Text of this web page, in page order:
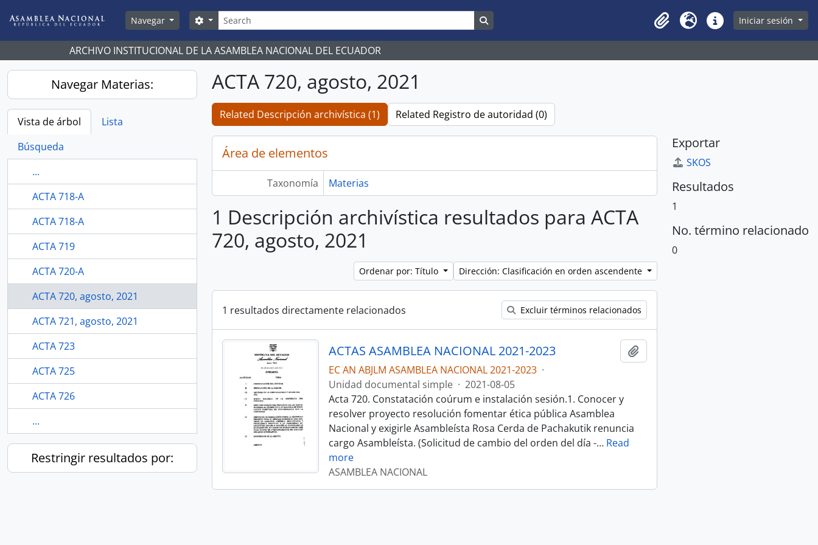
Navegar
Búsqueda
Search options
Clipboard
Idioma Enlaces rápidos
Iniciar sesión
ARCHIVO INSTITUCIONAL DE LA ASAMBLEA NACIONAL DEL ECUADOR
Navegar Materias:
Vista de árbol
Lista
Búsqueda
...
ACTA 718-A
ACTA 718-A
ACTA 719
ACTA 720-A
ACTA 720, agosto, 2021
ACTA 721, agosto, 2021
ACTA 723
ACTA 725
ACTA 726
...
Restringir resultados por:
ACTA 720, agosto, 2021
Related Descripción archivística (1) Related Registro de autoridad (0)
Área de elementos
Taxonomía Materias
1 Descripción archivística resultados para ACTA
720, agosto, 2021
Ordenar por: Título Dirección: Clasificación en orden ascendente
1 resultados directamente relacionados Excluir términos relacionados
ACTAS ASAMBLEA NACIONAL 2021-2023
EC AN ABJLM ASAMBLEA NACIONAL 2021-2023 ·
Unidad documental simple · 2021-08-05
Acta 720. Constatación coúrum e instalación sesión.1. Conocer y
resolver proyecto resolución fomentar ética pública Asamblea
Nacional y exigirle Asambleísta Rosa Cerda de Pachakutik renuncia
cargo Asambleísta. (Solicitud de cambio del orden del día -… Read
more
ASAMBLEA NACIONAL
Exportar
SKOS
Resultados
1
No. término relacionado
0